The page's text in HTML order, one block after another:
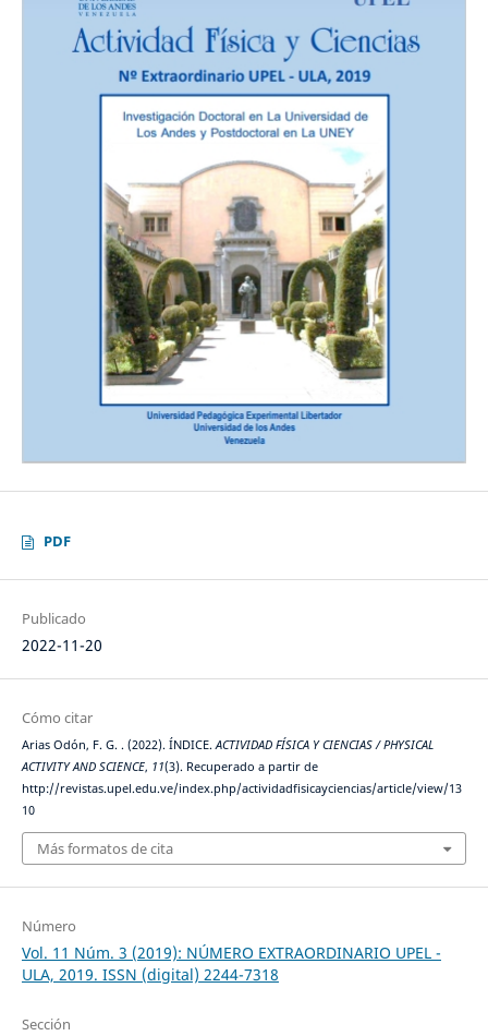
PDF
Publicado
2022-11-20
Cómo citar
Arias Odón, F. G. . (2022). ÍNDICE.ACTIVIDAD FÍSICA Y CIENCIAS / PHYSICAL
ACTIVITY AND SCIENCE, 11(3). Recuperado a partir de
http://revistas.upel.edu.ve/index.php/actividadfisicayciencias/article/view/13
10
Más formatos de cita
Número
Vol. 11 Núm. 3 (2019): NÚMERO EXTRAORDINARIO UPEL -
ULA, 2019. ISSN (digital) 2244-7318
Sección